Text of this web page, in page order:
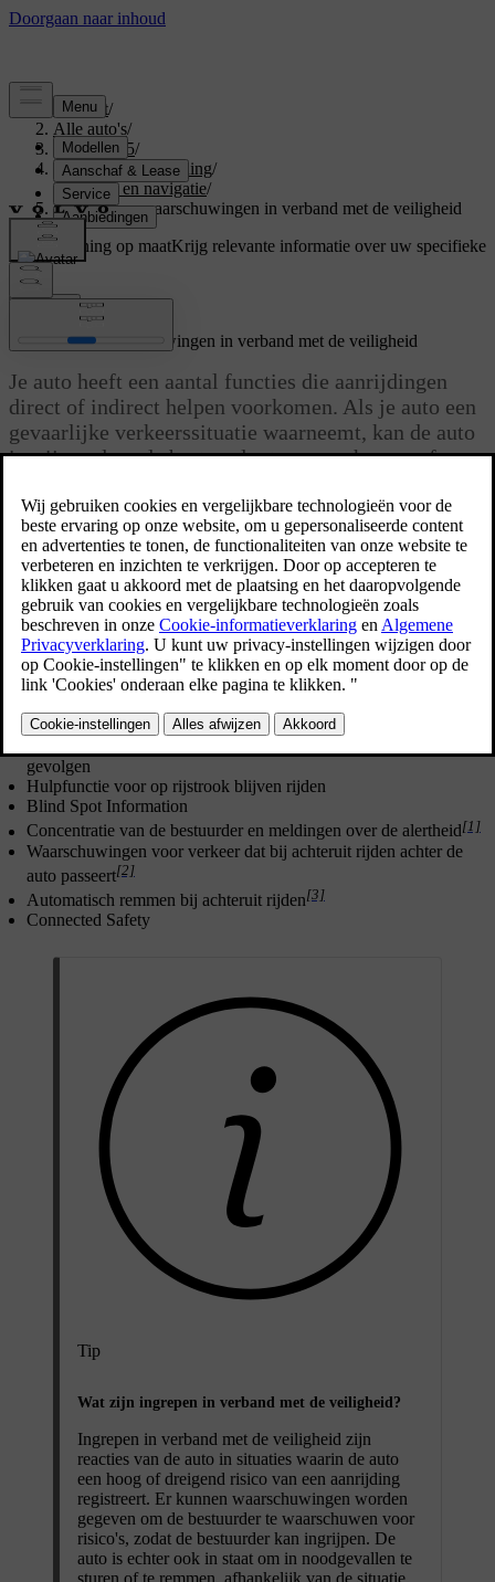
Support/
Alle auto's/
EX40 2025/
Gebruikershandleiding/
Rijhulp en navigatie/
Ingrijpen en waarschuwingen in verband met de veiligheid
Ondersteuning op maatKrijg relevante informatie over uw specifieke
auto.
Bijgewerkt 04-04-2025
Ingrijpen en waarschuwingen in verband met de veiligheid
Je auto heeft een aantal functies die aanrijdingen
direct of indirect helpen voorkomen. Als je auto een
gevaarlijke verkeerssituatie waarneemt, kan de auto
ingrijpen door de bestuurder te waarschuwen of een
Veilig rijden begint met veilig rijgedrag. Als extra bescherming tegen
ongevallen kan je auto je waarschuwen als de auto een situatie
detecteert waarbij je extra moet opletten of meteen iets moet doen.
Naast waarschuwingen voor de bestuurder geven kan de auto ook
ingrijpen door te sturen en te remmen om een aanrijding te
voorkomen of de gevolgen ervan te beperken.
Functies die op verschillende manieren waarschuwingen geven of
ingrijpen, zijn onder meer:
gevolgen
Hulpfunctie voor op rijstrook blijven rijden
Blind Spot Information
Concentratie van de bestuurder en meldingen over de alertheid[1]
Waarschuwingen voor verkeer dat bij achteruit rijden achter de
auto passeert[2]
Automatisch remmen bij achteruit rijden[3]
Connected Safety
Tip
Wat zijn ingrepen in verband met de veiligheid?
Ingrepen in verband met de veiligheid zijn
reacties van de auto in situaties waarin de auto
een hoog of dreigend risico van een aanrijding
registreert. Er kunnen waarschuwingen worden
gegeven om de bestuurder te waarschuwen voor
risico's, zodat de bestuurder kan ingrijpen. De
auto is echter ook in staat om in noodgevallen te
sturen of te remmen, afhankelijk van de situatie.